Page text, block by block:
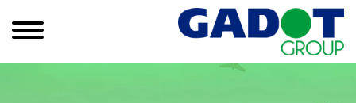
Skip